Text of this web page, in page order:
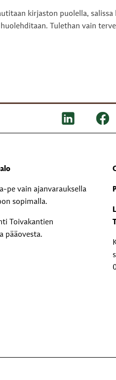
kirjaston puolella, salissa
Tulethan vain
pe vain ajanvarauksella
sopimalla.
Toivakantien
pääovesta.